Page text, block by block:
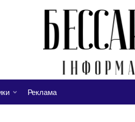
Реклама